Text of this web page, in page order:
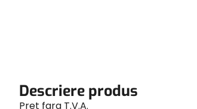
Descriere produs
Pret fara T.V.A.